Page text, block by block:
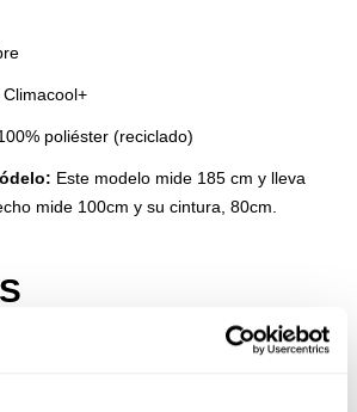
Climacool+
poliéster (reciclado)
Este modelo mide 185 cm y lleva
mide 100cm y su cintura, 80cm.